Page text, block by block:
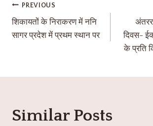
PREVIOUS
शिकायतों के निराकरण में ननि
सागर प्रदेश में प्रथम स्थान पर
दिवस-
के प्रति
Similar Posts